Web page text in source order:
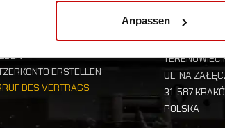
Anpassen
KONTO
ERSTELLEN
DES VERTRAGS
SHOP-
UL. NA
31-587
POLSKA